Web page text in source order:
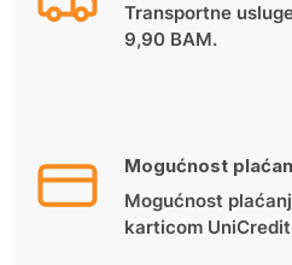
Transportne
9,90 BAM.
Mogućnost
Mogućnost
karticom